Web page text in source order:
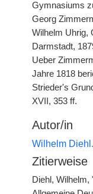
Gymnasiums
Georg
Wilhelm Uhrig,
Darmstadt,
Ueber
Jahre 1818
Strieder's
XVII, 353 ff.
Autor/in
Wilhelm Diehl.
Zitierweise
Diehl,